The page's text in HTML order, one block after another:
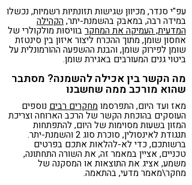
עפ"י סנדר, מכיוון שגישות תזונתיות רשמיות, נכשלו
במידה רבה, במאבק בהשמנת-יתר, הקהילה
המדעית, העמיקה את המחקרבוויסות מולקולרי של
אחסון שומן, מתוך ההכרח ליצור איזון בין סינטזת
שומן לפירוק שומן, והבנת ההשפעה ההורמונלית על
ביטוי גנים המעורבים באגירת שומן.
מה הקשר בין אכילה להשמנה? מסתבר
שהוא מורכב ממה שחשבנו
מאז ועד היום, התפרסמומחקרים רבים נוספים
העוסקים בהוכחת הקשר של הרכב הארוחה וצריכת
המזון בשעות מסוימות של היום, להתפתחות
תנגודת לאינסולין, סוכרת סוג 2 והשמנת-יתר.
ברשותכם, כדי לא-להלאות אתכם בפרטים
טכניים, אציין במאמר זה, את השורה התחתונה,
משמע, אציג את התוצאות או המסקנה של
מחקר\מאמר מדעי, בהתאמה.